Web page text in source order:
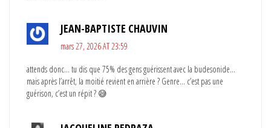
JEAN-BAPTISTE CHAUVIN
mars 27, 2026 AT 23:59
attends donc… tu dis que 75% des gens guérissent avec la budesonide…
mais après l’arrêt, la moitié revient en arrière ? Genre… c’est pas une
guérison, c’est un répit ? 😅